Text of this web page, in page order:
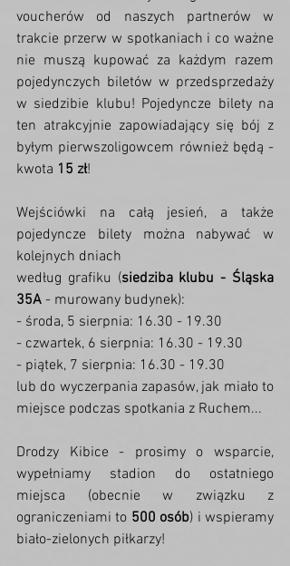
voucherów od naszych partnerów w
trakcie przerw w spotkaniach i co ważne
nie muszą kupować za każdym razem
pojedynczych biletów w przedsprzedaży
w siedzibie klubu! Pojedyncze bilety na
ten atrakcyjnie zapowiadający się bój z
byłym pierwszoligowcem również będą -
kwota 15 zł!
Wejściówki na całą jesień, a także
pojedyncze bilety można nabywać w
kolejnych dniach
według grafiku (siedziba klubu - Śląska
35A - murowany budynek):
- środa, 5 sierpnia: 16.30 - 19.30
- czwartek, 6 sierpnia: 16.30 - 19.30
- piątek, 7 sierpnia: 16.30 - 19.30
lub do wyczerpania zapasów, jak miało to
miejsce podczas spotkania z Ruchem...
Drodzy Kibice - prosimy o wsparcie,
wypełniamy stadion do ostatniego
miejsca (obecnie w związku z
ograniczeniami to 500 osób) i wspieramy
biało-zielonych piłkarzy!